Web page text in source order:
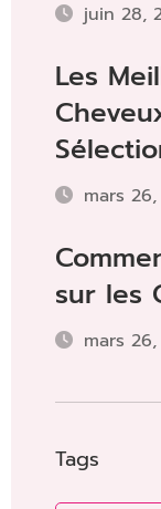
juin 28,
Les
mars
sur les
mars
Tags